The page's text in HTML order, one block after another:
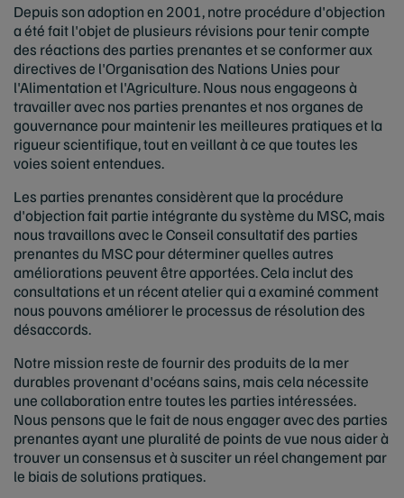
Depuis son adoption en 2001, notre procédure d'objection
a été fait l'objet de plusieurs révisions pour tenir compte
des réactions des parties prenantes et se conformer aux
directives de l'Organisation des Nations Unies pour
l'Alimentation et l'Agriculture. Nous nous engageons à
travailler avec nos parties prenantes et nos organes de
gouvernance pour maintenir les meilleures pratiques et la
rigueur scientifique, tout en veillant à ce que toutes les
voies soient entendues.
Les parties prenantes considèrent que la procédure
d'objection fait partie intégrante du système du MSC, mais
nous travaillons avec le Conseil consultatif des parties
prenantes du MSC pour déterminer quelles autres
améliorations peuvent être apportées. Cela inclut des
consultations et un récent atelier qui a examiné comment
nous pouvons améliorer le processus de résolution des
désaccords.
Notre mission reste de fournir des produits de la mer
durables provenant d'océans sains, mais cela nécessite
une collaboration entre toutes les parties intéressées.
Nous pensons que le fait de nous engager avec des parties
prenantes ayant une pluralité de points de vue nous aider à
trouver un consensus et à susciter un réel changement par
le biais de solutions pratiques.